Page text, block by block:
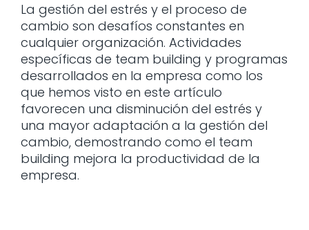
La gestión del estrés y el proceso de
cambio son desafíos constantes en
cualquier organización. Actividades
específicas de team building y programas
desarrollados en la empresa como los
que hemos visto en este artículo
favorecen una disminución del estrés y
una mayor adaptación a la gestión del
cambio, demostrando como el team
building mejora la productividad de la
empresa.